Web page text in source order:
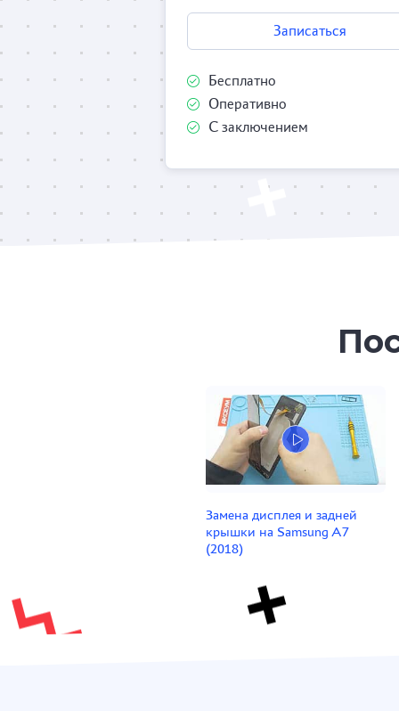
Записаться
Бесплатно
Оперативно
С заключением
Замена дисплея и задней
крышки на Samsung A7
(2018)